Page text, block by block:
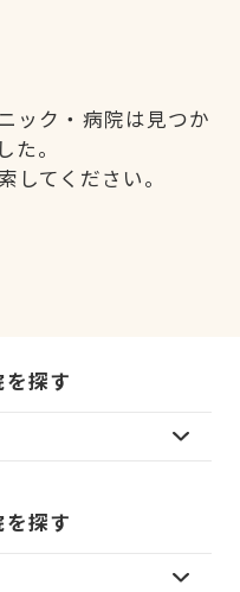
ック・病院は見つか
た。
してください。
探す
探す